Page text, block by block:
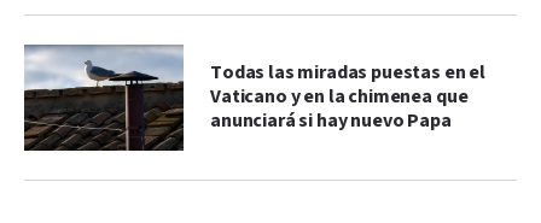
Todas las miradas puestas en el
Vaticano y en la chimenea que
anunciará si hay nuevo Papa